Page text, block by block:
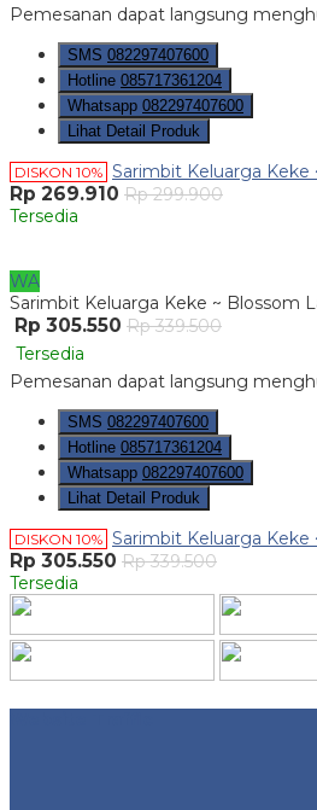
Pemesanan dapat langsung
SMS 082297407600
Hotline 085717361204
Whatsapp 082297407600
Lihat Detail Produk
DISKON 10% Sarimbit Keluarga Keke
Rp 269.910 Rp 299.900
Tersedia
WA
Sarimbit Keluarga Keke ~ Blossom
Rp 305.550 Rp 339.500
Tersedia
Pemesanan dapat langsung
SMS 082297407600
Hotline 085717361204
Whatsapp 082297407600
Lihat Detail Produk
DISKON 10% Sarimbit Keluarga Keke
Rp 305.550 Rp 339.500
Tersedia